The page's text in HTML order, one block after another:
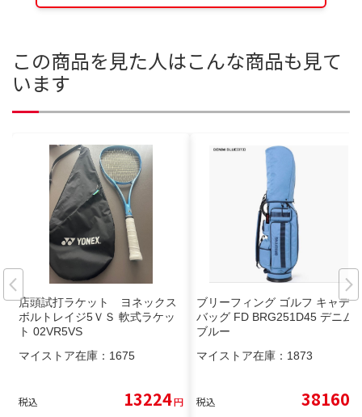
この商品を見た人はこんな商品も見て
います
店頭試打ラケット ヨネックス
ボルトレイジ5ＶＳ 軟式ラケッ
ト 02VR5VS
マイストア在庫： 1675
税込 13224円
ブリーフィング ゴルフ キャディ
バッグ FD BRG251D45 デニム
ブルー
マイストア在庫： 1873
税込 38160